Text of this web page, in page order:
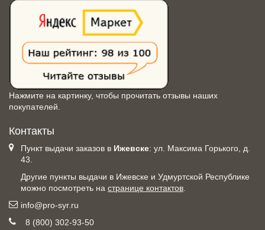
Нажмите на картинку, чтобы прочитать отзывы наших
покупателей.
Контакты
Пункт выдачи заказов в Ижевске: ул. Максима Горького, д.
43.
Другие пункты выдачи в Ижевске и Удмуртской Республике
можно посмотреть на странице контактов
info@pro-syr.ru
8 (800) 302-93-50